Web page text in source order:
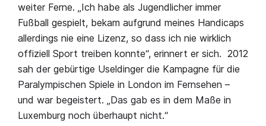
weiter Ferne. „Ich habe als Jugendlicher immer
Fußball gespielt, bekam aufgrund meines Handicaps
allerdings nie eine Lizenz, so dass ich nie wirklich
offiziell Sport treiben konnte“, erinnert er sich. 2012
sah der gebürtige Useldinger die Kampagne für die
Paralympischen Spiele in London im Fernsehen –
und war begeistert. „Das gab es in dem Maße in
Luxemburg noch überhaupt nicht.“